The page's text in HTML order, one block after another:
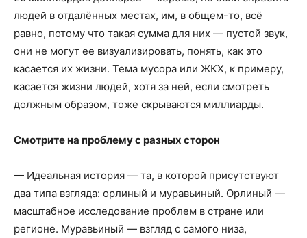
людей в отдалённых местах, им, в общем-то, всё
равно, потому что такая сумма для них — пустой звук,
они не могут ее визуализировать, понять, как это
касается их жизни. Тема мусора или ЖКХ, к примеру,
касается жизни людей, хотя за ней, если смотреть
должным образом, тоже скрываются миллиарды.
Смотрите на проблему с разных сторон
— Идеальная история — та, в которой присутствуют
два типа взгляда: орлиный и муравьиный. Орлиный —
масштабное исследование проблем в стране или
регионе. Муравьиный — взгляд с самого низа,